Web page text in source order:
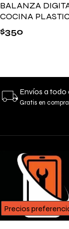
BALANZA
COCINA
$350
Envíos a todo
Gratis en
Precios